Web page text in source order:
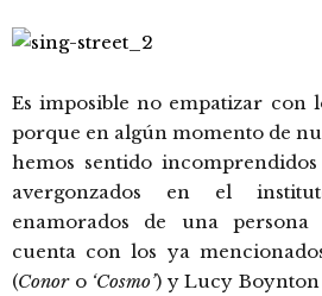
Es imposible no empatizar con
porque en algún momento de
hemos sentido
avergonzados en el
enamorados de una persona
cuenta con los ya
(Conoro ‘Cosmo’) y Lucy Boynton